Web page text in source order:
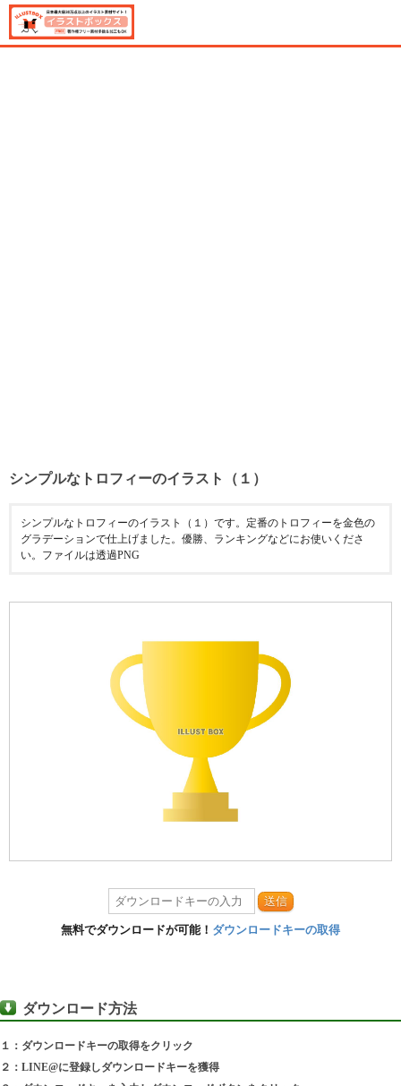
シンプルなトロフィーのイラスト（１）
シンプルなトロフィーのイラスト（１）です。定番のトロフィーを金色の
グラデーションで仕上げました。優勝、ランキングなどにお使いくださ
い。ファイルは透過PNG
送信
無料でダウンロードが可能！ ダウンロードキーの取得
ダウンロード方法
１：ダウンロードキーの取得をクリック
２：LINE@に登録しダウンロードキーを獲得